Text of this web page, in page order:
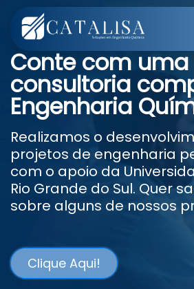
Conte com uma
consultoria
Engenharia
Realizamos o
projetos de engenharia
com o apoio da
Rio Grande do Sul. Quer
sobre alguns de nossos
Clique Aqui!